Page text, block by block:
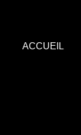
ACCUEIL